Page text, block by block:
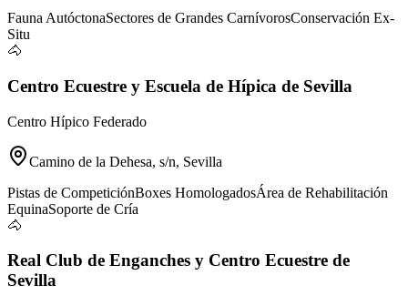
Fauna AutóctonaSectores de Grandes CarnívorosConservación Ex-
Situ
🐴
Centro Ecuestre y Escuela de Hípica de Sevilla
Centro Hípico Federado
Camino de la Dehesa, s/n, Sevilla
Pistas de CompeticiónBoxes HomologadosÁrea de Rehabilitación
EquinaSoporte de Cría
🐴
Real Club de Enganches y Centro Ecuestre de
Sevilla